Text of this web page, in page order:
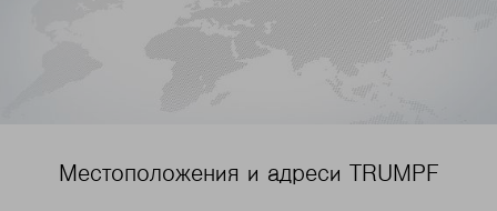
Местоположения и адреси TRUMPF